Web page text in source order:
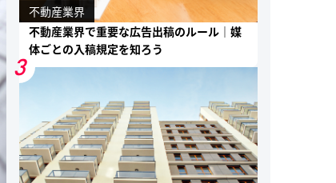
不動産業界
不動産業界で重要な広告出稿のルール｜媒
体ごとの入稿規定を知ろう
3